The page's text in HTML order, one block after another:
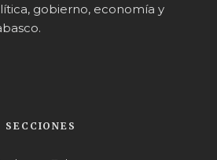
gobierno, economía y
SECCIONES